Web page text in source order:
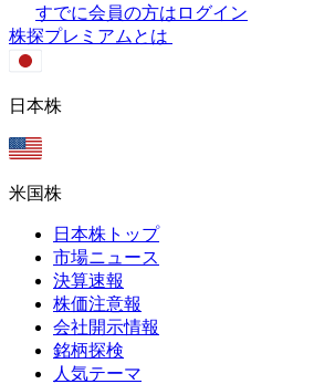
すでに会員の方はログイン
株探プレミアムとは
日本株
米国株
日本株トップ
市場ニュース
決算速報
株価注意報
会社開示情報
銘柄探検
人気テーマ